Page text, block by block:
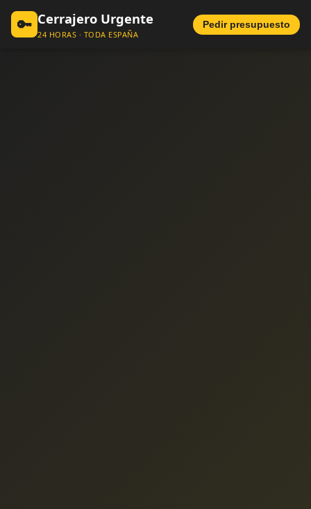
🔑 Cerrajero Urgente
24 HORAS · TODA ESPAÑA
Pedir presupuesto